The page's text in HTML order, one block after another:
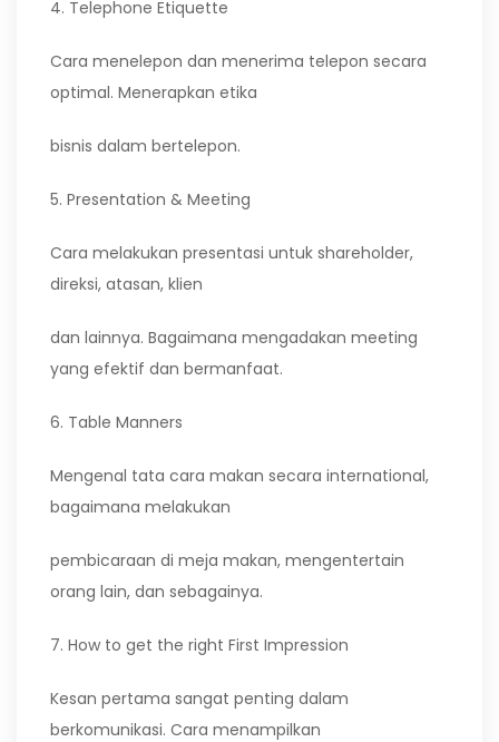
4. Telephone Etiquette
Cara menelepon dan menerima telepon secara
optimal. Menerapkan etika
bisnis dalam bertelepon.
5. Presentation & Meeting
Cara melakukan presentasi untuk shareholder,
direksi, atasan, klien
dan lainnya. Bagaimana mengadakan meeting
yang efektif dan bermanfaat.
6. Table Manners
Mengenal tata cara makan secara international,
bagaimana melakukan
pembicaraan di meja makan, mengentertain
orang lain, dan sebagainya.
7. How to get the right First Impression
Kesan pertama sangat penting dalam
berkomunikasi. Cara menampilkan